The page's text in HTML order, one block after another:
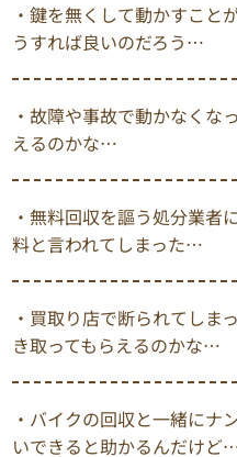
・鍵を無くして動かすこと
うすれば良いのだろう…
・故障や事故で動かなくな
えるのかな…
・無料回収を謳う処分業者
料と言われてしまった…
・買取り店で断られてしま
き取ってもらえるのかな…
・バイクの回収と一緒にナ
いできると助かるんだけど